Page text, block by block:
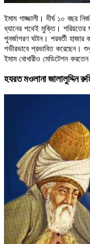
ইমাম গাজ্জালী। দীর্ঘ ১০ বছর
ধ্যানের পথেই মুক্তি। শরিয়তের
পুনর্জাগরণ ঘটান। পরবর্তী হাজার
গভীরভাবে প্রভাবিত করেছেন।
ইমাম বোখারীও মেডিটেশন
হযরত মওলানা জালালুদ্দিন